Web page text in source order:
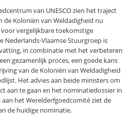
van UNESCO zien het traject
Koloniën van Weldadigheid nu
vergelijkbare toekomstige
Nederlands-Vlaamse Stuurgroep is
in combinatie met het verbeteren
gezamenlijk proces, een goede kans
van de Koloniën van Weldadigheid
Het advies aan beide ministers om
aan te gaan en het nominatiedossier in
het Werelderfgoedcomité ziet de
de huidige nominatie.